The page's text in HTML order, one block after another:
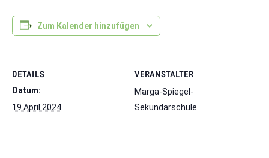
Zum Kalender hinzufügen
DETAILS
Datum:
19 April 2024
VERANSTALTER
Marga-Spiegel-
Sekundarschule